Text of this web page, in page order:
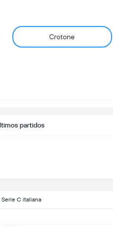
Crotone
partidos
Serie C italiana